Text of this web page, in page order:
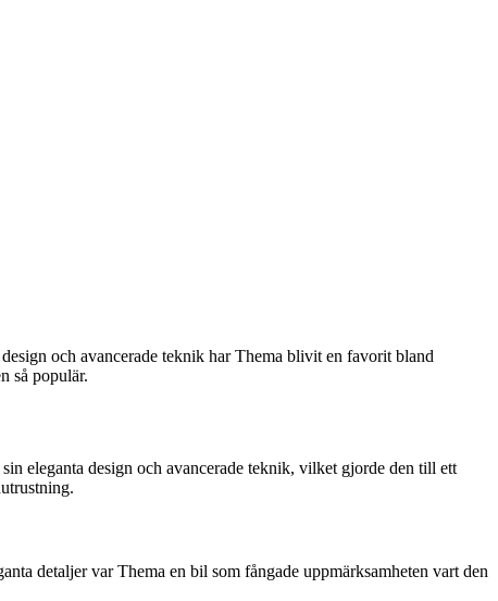
och avancerade teknik har Thema blivit en favorit bland
så populär.
eleganta design och avancerade teknik, vilket gjorde den till ett
detaljer var Thema en bil som fångade uppmärksamheten vart den